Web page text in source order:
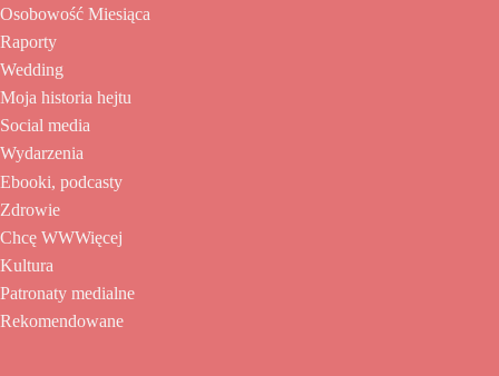
Osobowość Miesiąca
Raporty
Wedding
Moja historia hejtu
Social media
Wydarzenia
Ebooki, podcasty
Zdrowie
Chcę WWWięcej
Kultura
Patronaty medialne
Rekomendowane